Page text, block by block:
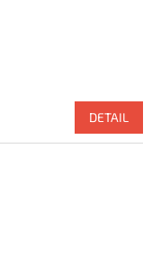
DETAIL